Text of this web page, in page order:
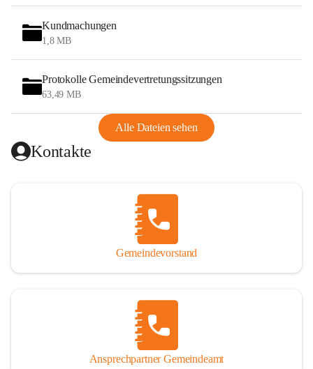
Kundmachungen
1,8 MB
Protokolle Gemeindevertretungssitzungen
63,49 MB
Alle Dateien sehen
Kontakte
Gemeindevorstand
Ansprechpartner Gemeindeamt